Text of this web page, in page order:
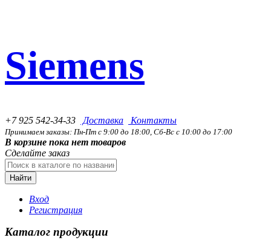
Siemens
+7 925 542-34-33 Доставка Контакты
Принимаем заказы: Пн-Пт с 9:00 до 18:00, Сб-Вс с 10:00 до 17:00
В корзине пока нет товаров
Сделайте заказ
Найти
Вход
Регистрация
Каталог продукции